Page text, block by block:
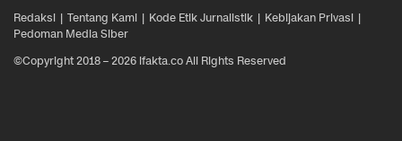
Redaksi Tentang Kami Kode Etik Jurnalistik
Kebijakan Privasi
Pedoman Media Siber
©Copyright 2018 – 2026 ifakta.co All Rights Reserved